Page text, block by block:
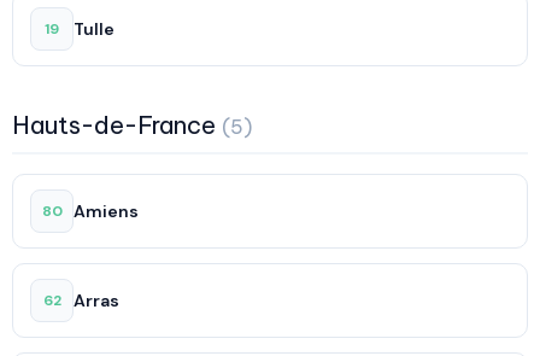
19 Tulle
Hauts-de-France (5)
80 Amiens
62 Arras